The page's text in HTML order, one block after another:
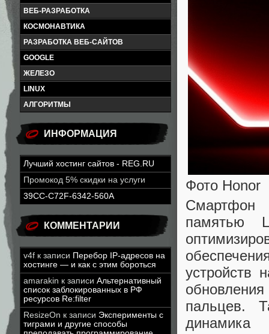
ВЕБ-РАЗРАБОТКА
КОСМОНАВТИКА
РАЗРАБОТКА ВЕБ-САЙТОВ
GOOGLE
ЖЕЛЕЗО
LINUX
АЛГОРИТМЫ
ИНФОРМАЦИЯ
Лучший хостинг сайтов - REG.RU
Промокод 5% скидки на услуги
39CC-C72F-6342-560A
КОММЕНТАРИИ
v4f к записи Перебор IP-адресов на
хостинге — и как с этим бороться
amarakin к записи Альтернативный
список заблокированных в РФ
ресурсов Re:filter
ResizeOn к записи Эксперименты с
тиграми и другие способы
Фото Honor
Смартфон
памятью
устройств
пальцев.
динамика